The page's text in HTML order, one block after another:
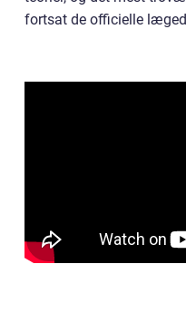
fortsat de officielle